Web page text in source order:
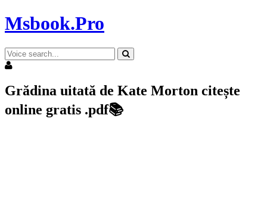
Msbook.Pro
Grădina uitată de Kate Morton citește
online gratis .pdf📚